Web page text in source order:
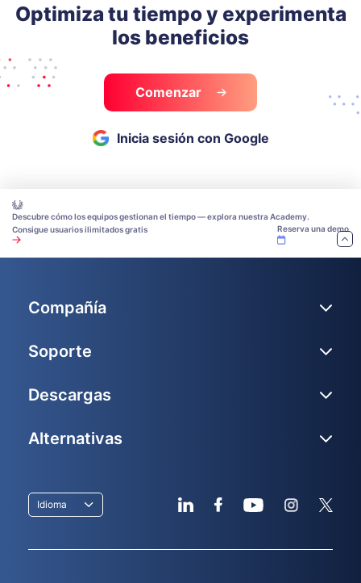
Optimiza tu tiempo y experimenta
los beneficios
Comenzar
Inicia sesión con Google
Descubre cómo los equipos gestionan el tiempo — explora nuestra Academy.
Consigue usuarios ilimitados gratis
Reserva una demo
Idioma
Compañía
Soporte
Descargas
Alternativas